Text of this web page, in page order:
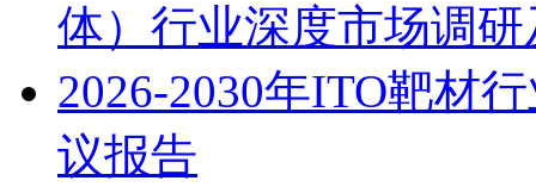
体）行业深度市场调
2026-2030年ITO靶材
议报告